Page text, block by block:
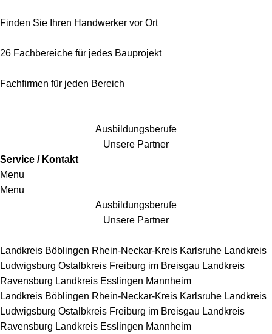
Finden Sie Ihren Handwerker vor Ort
26 Fachbereiche für jedes Bauprojekt
Fachfirmen für jeden Bereich
Ausbildungsberufe
Unsere Partner
Service / Kontakt
Menu
Menu
Ausbildungsberufe
Unsere Partner
Landkreis Böblingen Rhein-Neckar-Kreis Karlsruhe Landkreis
Ludwigsburg Ostalbkreis Freiburg im Breisgau Landkreis
Ravensburg Landkreis Esslingen Mannheim
Landkreis Böblingen Rhein-Neckar-Kreis Karlsruhe Landkreis
Ludwigsburg Ostalbkreis Freiburg im Breisgau Landkreis
Ravensburg Landkreis Esslingen Mannheim